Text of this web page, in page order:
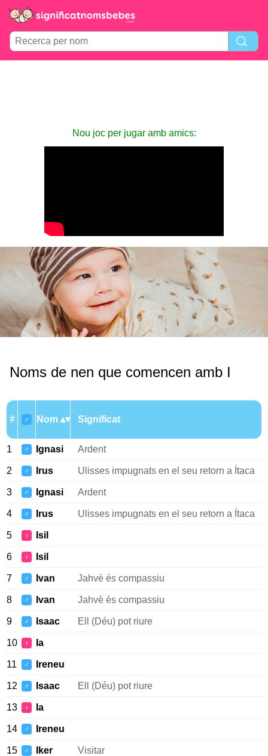
Nou joc per jugar amb amics:
Noms de nen que comencen amb I
# ♂ Nom Significat
1 ♂ Ignasi Ardent
2 ♂ Irus Ulisses impugnats en el seu retorn a Ítaca
3 ♂ Ignasi Ardent
4 ♂ Irus Ulisses impugnats en el seu retorn a Ítaca
5 ♀ Isil
6 ♀ Isil
7 ♂ Ivan Jahvè és compassiu
8 ♂ Ivan Jahvè és compassiu
9 ♂ Isaac Ell (Déu) pot riure
10 ♀ Ia
11 ♂ Ireneu
12 ♂ Isaac Ell (Déu) pot riure
13 ♀ Ia
14 ♂ Ireneu
15 ♂ Iker Visitar